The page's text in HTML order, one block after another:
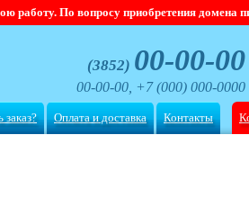
По вопросу приобретения домена
(3852) 00-00-00
00-00-00, +7 (000) 000-0000
заказ? Оплата и доставка Контакты